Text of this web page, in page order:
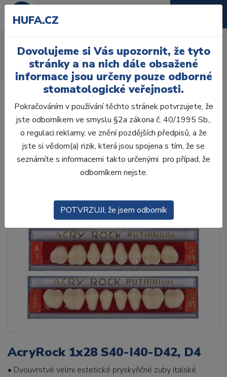
Úvod Zuby
AcryRock
AcryRock 1x28 S40-I40-D42, D4
AcryRock 1x28 S40-I40-D42, D4
• Dvouvrstvé velmi estetické pryskyřičné zuby italské
HUFA.CZ
Dovolujeme si Vás upozornit, že tyto
stránky a na nich dále obsažené
informace jsou určeny pouze odborné
stomatologické veřejnosti.
Pokračováním v používání těchto stránek potvrzujete, že
jste odborníkem ve smyslu §2a zákona č. 40/1995 Sb.,
o regulaci reklamy, ve znění pozdějších předpisů, a že
jste si vědom(a) rizik, která jsou spojena s tím, že se
seznámíte s informacemi takto určenými pro případ, že
odborníkem nejste.
POTVRZUJI, že jsem odborník